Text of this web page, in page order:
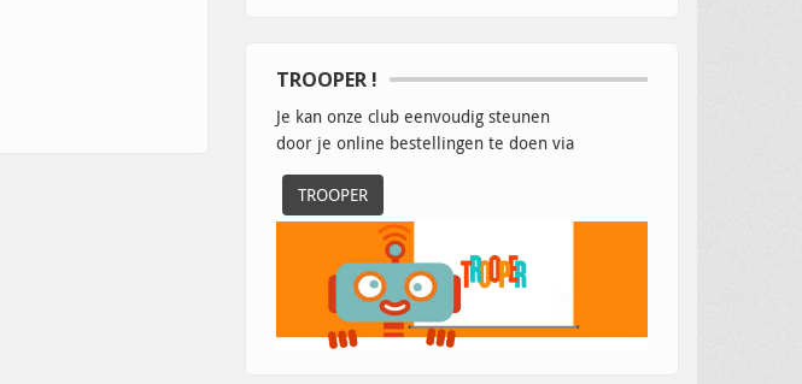
TROOPER !
Je kan onze club eenvoudig steunen
door je online bestellingen te doen via
TROOPER